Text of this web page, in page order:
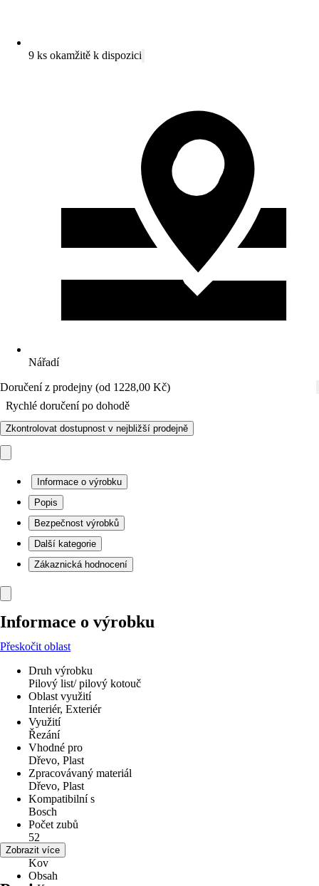
9 ks okamžitě k dispozici
Nářadí
Doručení z prodejny (od 1228,00 Kč)
Rychlé doručení po dohodě
Zkontrolovat dostupnost v nejbližší prodejně
Informace o výrobku
Popis
Bezpečnost výrobků
Další kategorie
Zákaznická hodnocení
Informace o výrobku
Přeskočit oblast
Druh výrobku
Pilový list/ pilový kotouč
Oblast využití
Interiér, Exteriér
Využití
Řezání
Vhodné pro
Dřevo, Plast
Zpracovávaný materiál
Dřevo, Plast
Kompatibilní s
Bosch
Počet zubů
52
Materiál
Kov
Obsah
Zobrazit více